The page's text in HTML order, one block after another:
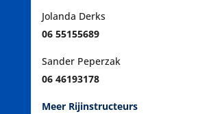
Jolanda Derks
06 55155689
Sander Peperzak
06 46193178
Meer Rijinstructeurs